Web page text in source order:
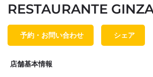
RESTAURANTE
予約・お問い合わせ シェア
店舗基本情報